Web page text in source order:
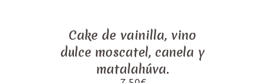
Cake de vainilla, vino
dulce moscatel, canela y
matalahúva.